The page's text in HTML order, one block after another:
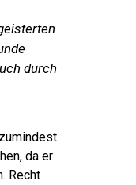
durch
da er
Recht